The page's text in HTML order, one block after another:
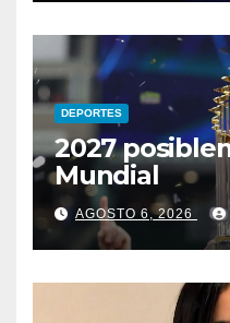
DEPORTES
2027
Mundial
AGOSTO 6, 2026